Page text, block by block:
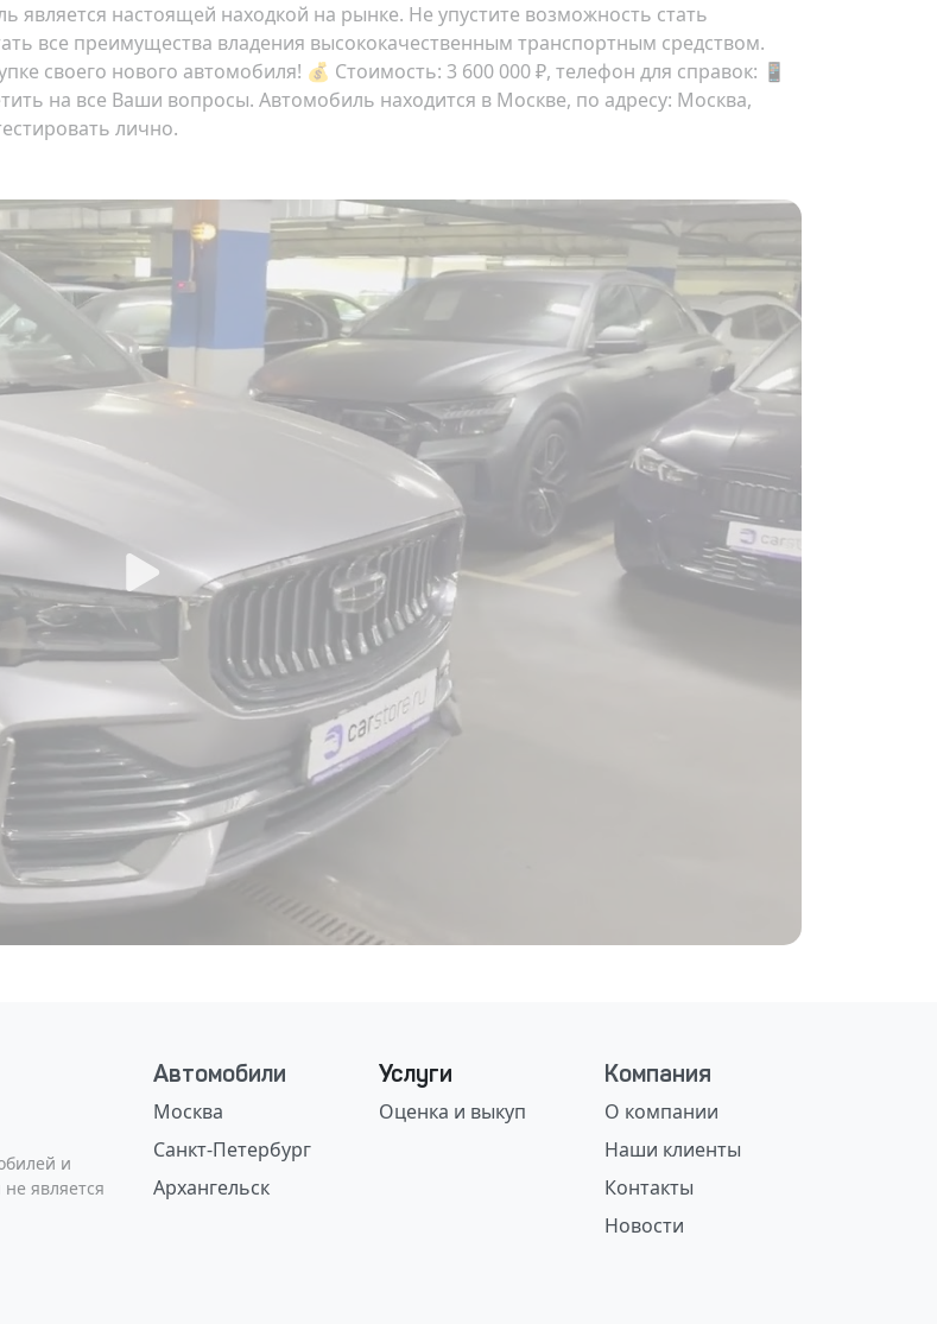
настоящей находкой на рынке. Не упустите возможность стать
все преимущества владения высококачественным транспортным средством.
своего нового автомобиля! 💰 Стоимость: 3 600 000 ₽, телефон для справок: 📱
на все Ваши вопросы. Автомобиль находится в Москве, по адресу: Москва,
лично.
и
является
Автомобили
Москва
Санкт-Петербург
Архангельск
Услуги
Оценка и выкуп
Компания
О компании
Наши клиенты
Контакты
Новости